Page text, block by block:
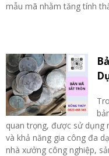
mẫu mã nhằm tăng tính
quan trọng, được sử dụng
và khả năng gia công đa
nhà xưởng công nghiệp,